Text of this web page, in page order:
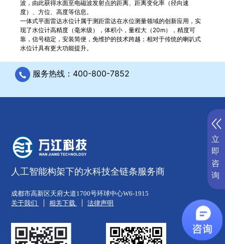
立
即
咨
询
波，由此获得水面至电磁波发射点的距离、距离变化率（径向速
度）、方位、高度等信息。
一体式平面雷达水位计属于测距雷达在水位测量领域的创新应用，实
现了水位计高精度（毫米级），体积小，量程大（20m），精度可
靠，信号稳定，安装简便，免维护的技术跨越；相对于传统的喇叭式
水位计具有更大功能提升。
服务热线：400-800-7852
人工智能构架下的水科技全链条服务商
成都市高新区天府大道1700号环球中心W6-1915
关于我们
相关下载 法律声明